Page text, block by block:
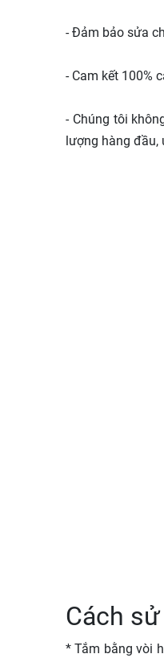
- Đảm bảo sửa
- Cam kết 100%
- Chúng tôi
lượng hàng đầu,
Cách
* Tắm bằng vòi